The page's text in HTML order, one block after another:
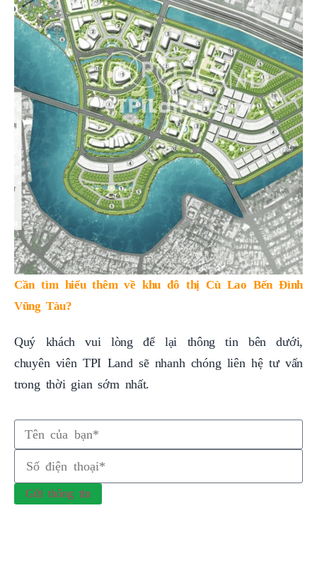
Cần tìm hiểu thêm về khu đô thị Cù Lao Bến Đình
Vũng Tàu?
Quý khách vui lòng để lại thông tin bên dưới,
chuyên viên TPI Land sẽ nhanh chóng liên hệ tư vấn
trong thời gian sớm nhất.
Gửi thông tin